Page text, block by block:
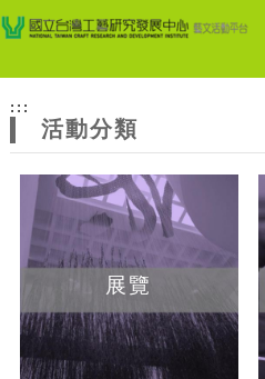
網
站
主
題
跳到主要內容
網站導覽
:::
活動分類
展覽